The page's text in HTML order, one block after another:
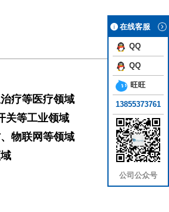
疗等医疗领域
关等工业领域
物联网等领域
在线客服
QQ
QQ
旺旺
13855373761
公司公众号